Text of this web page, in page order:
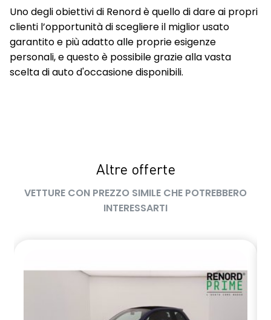
Uno degli obiettivi di Renord è quello di dare ai propri
clienti l’opportunità di scegliere il miglior usato
garantito e più adatto alle proprie esigenze
personali, e questo è possibile grazie alla vasta
scelta di auto d'occasione disponibili.
Altre offerte
VETTURE CON PREZZO SIMILE CHE POTREBBERO
INTERESSARTI